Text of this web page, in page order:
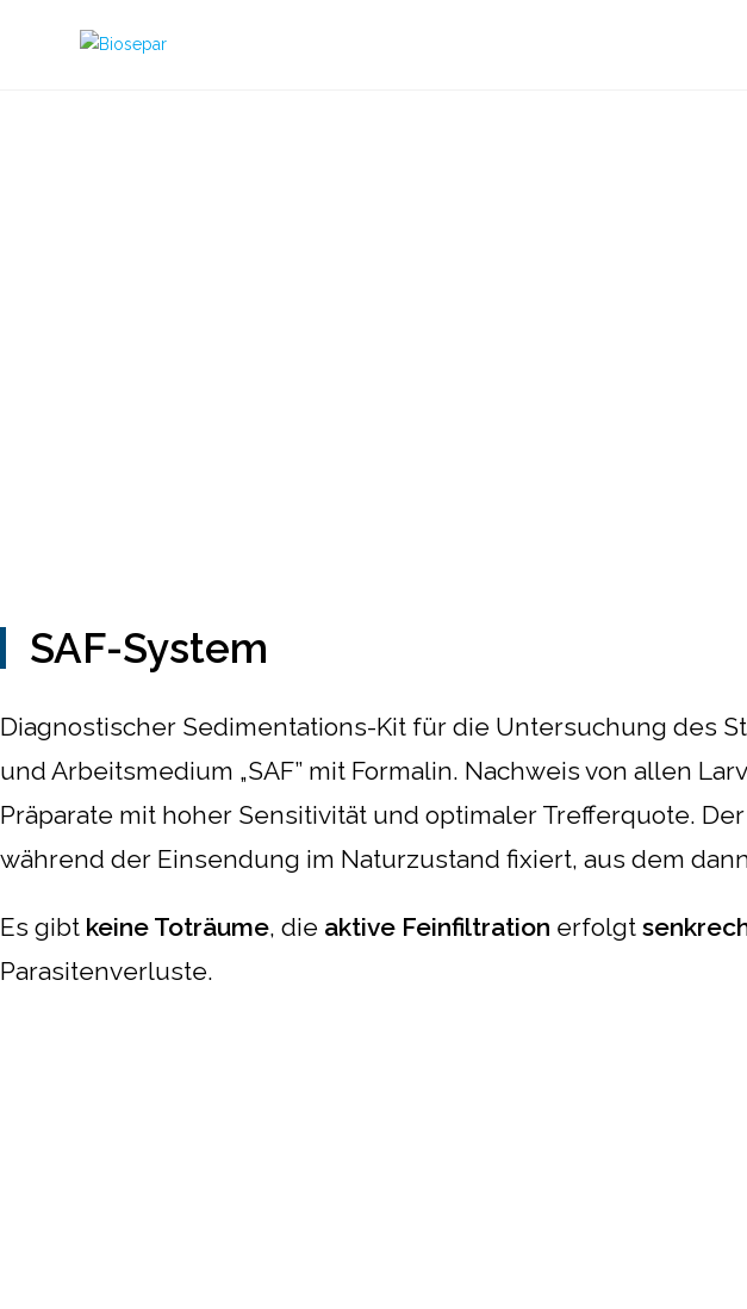
SAF-System
Diagnostischer Sedimentations-Kit für die Untersuchung des
und Arbeitsmedium „SAF” mit Formalin. Nachweis von allen
Präparate mit hoher Sensitivität und optimaler Trefferquote.
während der Einsendung im Naturzustand fixiert, aus dem
Es gibt keine Toträume, die aktive Feinfiltration erfolgt
Parasitenverluste.